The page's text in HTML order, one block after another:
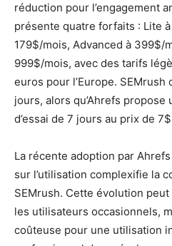
réduction pour l’engagement
présente quatre forfaits : Lite
179$/mois, Advanced à 399$/
999$/mois, avec des tarifs
euros pour l’Europe.
jours, alors qu’Ahrefs
d’essai de 7 jours au prix de
La récente adoption par
sur l’utilisation complexifie la
SEMrush. Cette évolution peut
les utilisateurs occasionnels,
coûteuse pour une utilisation